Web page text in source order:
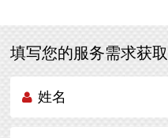
填写您的服务需求获
姓名